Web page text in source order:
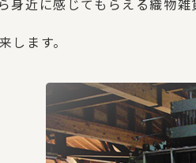
身近に感じてもらえる織物
ます。